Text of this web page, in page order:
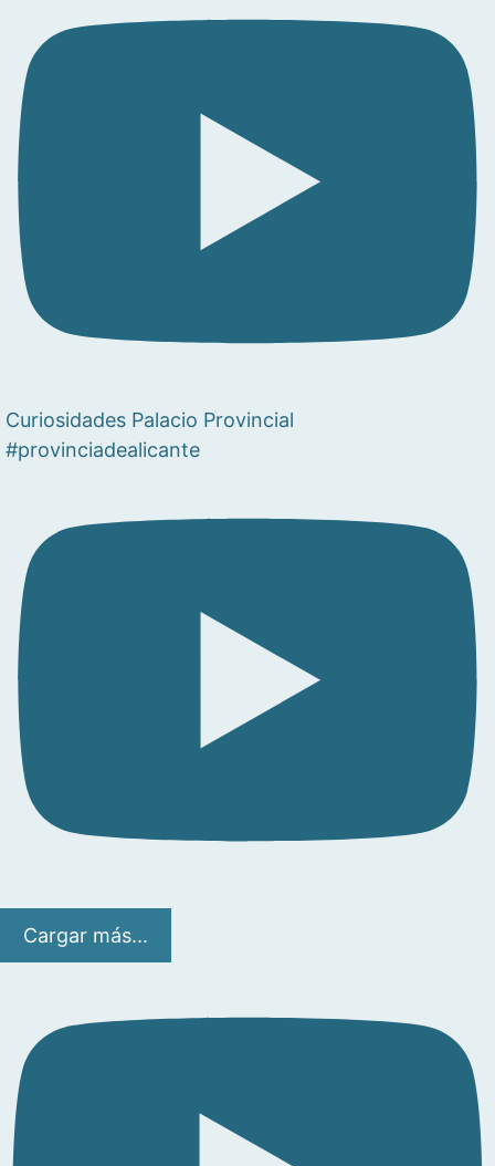
Curiosidades Palacio Provincial
#provinciadealicante
Cargar más...